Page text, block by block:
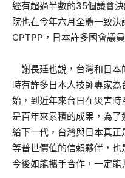
經有超過半數的35個議會
院也在今年六月全體一致
CPTPP，日本許多國會議
謝長廷也說，台灣和日本
時有許多日本人技師專家
始，到近年來台日在災害
是百年來累積的成果，為
給下一代，台灣與日本真
等普世價值的信賴夥伴，
今後如能攜手合作，一定能